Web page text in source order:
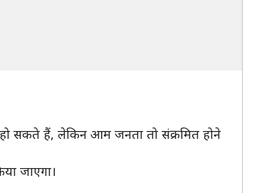
सकते हैं, लेकिन आम जनता तो संक्रमित होने
जाएगा।